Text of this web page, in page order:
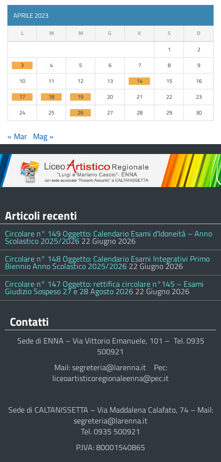
APRILE 2023
L M M G V S D
1
2
3
4 5 6 7 8
9
10
11 12 13 14 15
16
17
18 19 20 21 22
23
24
25 26 27 28 29 30
« Mar Mag »
Articoli recenti
Circolare n° 149 Oggetto: Calendario Esami d’Idoneità – Anno
Scolastico 2025/2026 22 Giugno 2026
Circolare n° 148 Oggetto: Calendario Esami Integrativi Primo
Biennio Anno Scolastico 2025/2026 22 Giugno 2026
Circolare n° 147 Oggetto: rettifica circolare n°145 – Esami
Giudizio Sospeso 27 e 28 Agosto 2026 22 Giugno 2026
Contatti
Sede di ENNA – Via Vittorio Emanuele, 101 – Tel. 0935
500921
Mail: segreteria@larenna.it Pec:
liceoartisticoregionaleenna@pec.it
Sede di CALTANISSETTA – Via Maddalena Calafato, 74 – Mail:
segreteria@larenna.it
Tel. 0935 500921
P.IVA: 80001540865